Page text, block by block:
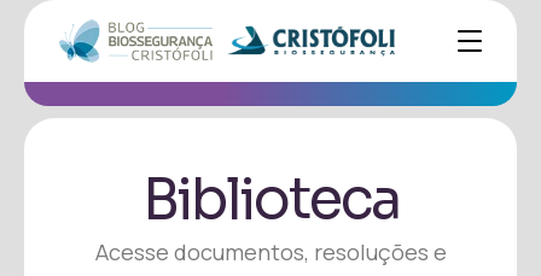
Biblioteca
Acesse documentos, resoluções e